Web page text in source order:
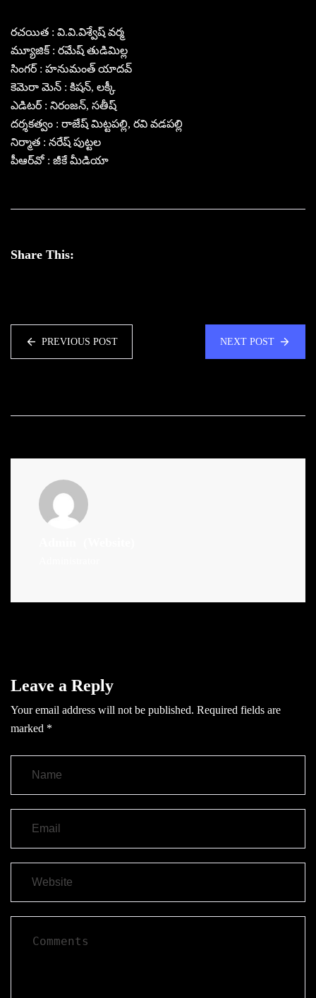
రచయిత : వి.వి.విశ్వేష్ వర్మ
మ్యూజిక్ : రమేష్ తుడిమిల్ల
సింగర్ : హనుమంత్ యాదవ్
కెమెరా మెన్ : కిషన్, లక్కీ
ఎడిటర్ : నిరంజన్, సతీష్
దర్శకత్వం : రాజేష్ మిట్టపల్లి, రవి వడపల్లి
నిర్మాత : నరేష్ పుట్టల
పీఆర్‌‌వో : జీకే మీడియా
Share This:
PREVIOUS POST NEXT POST
Leave a Reply
Your email address will not be published. Required fields are
marked *